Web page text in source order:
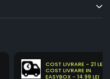
COST LIVRARE - 21 LEI
COST LIVRARE IN
EASYBOX - 14.99 LEI